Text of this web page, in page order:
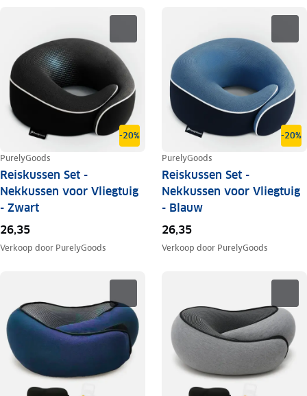
-20%
PurelyGoods
Reiskussen Set -
Nekkussen voor Vliegtuig
- Zwart
26,35
Verkoop door PurelyGoods
-20%
PurelyGoods
Reiskussen Set -
Nekkussen voor Vliegtuig
- Blauw
26,35
Verkoop door PurelyGoods